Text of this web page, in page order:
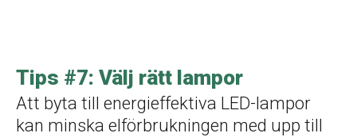
Tips #7: Välj rätt lampor
Att byta till energieffektiva LED-lampor
kan minska elförbrukningen med upp till